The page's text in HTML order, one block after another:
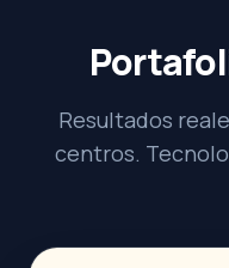
Resultados
centros.